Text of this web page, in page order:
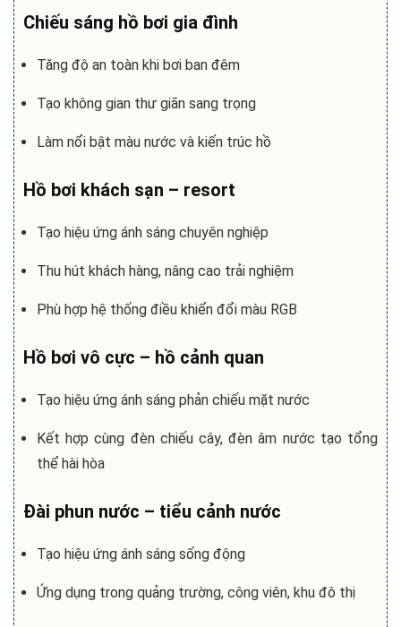
Chiếu sáng hồ bơi gia đình
Tăng độ an toàn khi bơi ban đêm
Tạo không gian thư giãn sang trọng
Làm nổi bật màu nước và kiến trúc hồ
Hồ bơi khách sạn – resort
Tạo hiệu ứng ánh sáng chuyên nghiệp
Thu hút khách hàng, nâng cao trải nghiệm
Phù hợp hệ thống điều khiển đổi màu RGB
Hồ bơi vô cực – hồ cảnh quan
Tạo hiệu ứng ánh sáng phản chiếu mặt nước
Kết hợp cùng đèn chiếu cây, đèn âm nước tạo tổng
thể hài hòa
Đài phun nước – tiểu cảnh nước
Tạo hiệu ứng ánh sáng sống động
Ứng dụng trong quảng trường, công viên, khu đô thị